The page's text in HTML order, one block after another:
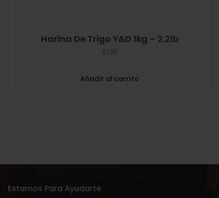
Harina De Trigo Y&D 1kg – 2.2lb
$1.55
Añadir al carrito
Estamos Para Ayudarte